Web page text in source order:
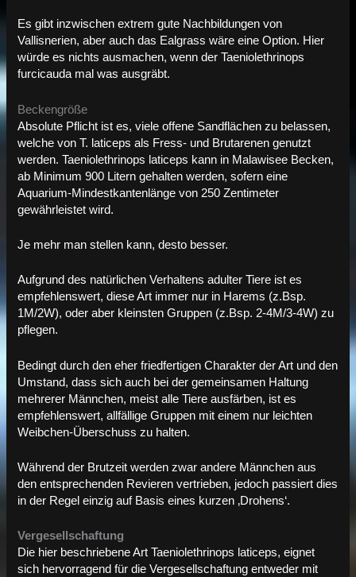
Es gibt inzwischen extrem gute Nachbildungen von
Vallisnerien, aber auch das Ealgrass wäre eine Option. Hier
würde es nichts ausmachen, wenn der Taeniolethrinops
furcicauda mal was ausgräbt.
Beckengröße
Absolute Pflicht ist es, viele offene Sandflächen zu belassen,
welche von T. laticeps als Fress- und Brutarenen genutzt
werden. Taeniolethrinops laticeps kann in Malawisee Becken,
ab Minimum 900 Litern gehalten werden, sofern eine
Aquarium-Mindestkantenlänge von 250 Zentimeter
gewährleistet wird.
Je mehr man stellen kann, desto besser.
Aufgrund des natürlichen Verhaltens adulter Tiere ist es
empfehlenswert, diese Art immer nur in Harems (z.Bsp.
1M/2W), oder aber kleinsten Gruppen (z.Bsp. 2-4M/3-4W) zu
pflegen.
Bedingt durch den eher friedfertigen Charakter der Art und den
Umstand, dass sich auch bei der gemeinsamen Haltung
mehrerer Männchen, meist alle Tiere ausfärben, ist es
empfehlenswert, allfällige Gruppen mit einem nur leichten
Weibchen-Überschuss zu halten.
Während der Brutzeit werden zwar andere Männchen aus
den entsprechenden Revieren vertrieben, jedoch passiert dies
in der Regel einzig auf Basis eines kurzen ‚Drohens‘.
Vergesellschaftung
Die hier beschriebene Art Taeniolethrinops laticeps, eignet
sich hervorragend für die Vergesellschaftung entweder mit